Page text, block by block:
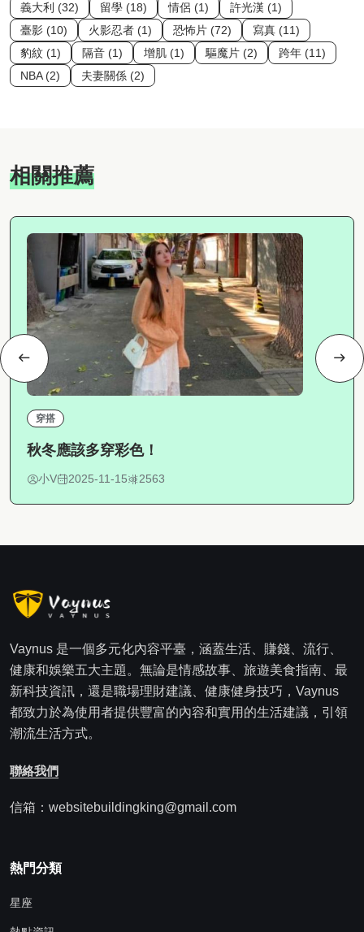
義大利 (32) 留學 (18) 情侶 (1)
許光漢 (1)
臺影 (10)
火影忍者 (1) 恐怖片 (72)
寫真 (11)
豹紋 (1)
隔音 (1) 增肌 (1) 驅魔片 (2)
跨年 (11)
NBA (2)
夫妻關係 (2)
相關推薦
穿搭
秋冬應該多穿彩色！
小V 2025-11-15 2563
Vaynus 是一個多元化內容平臺，涵蓋生活、賺錢、流行、
健康和娛樂五大主題。無論是情感故事、旅遊美食指南、最
新科技資訊，還是職場理財建議、健康健身技巧，Vaynus
都致力於為使用者提供豐富的內容和實用的生活建議，引領
潮流生活方式。
聯絡我們
信箱：websitebuildingking@gmail.com
熱門分類
星座